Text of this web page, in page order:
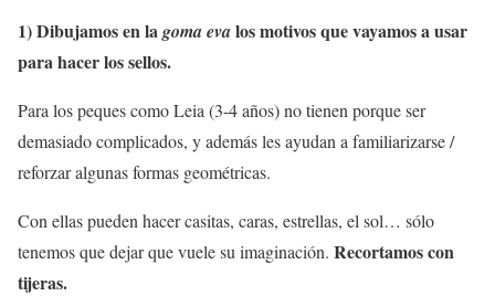
1) Dibujamos en lagoma evalos motivos que vayamos a usar
para hacer los sellos.
Para los peques como Leia (3-4 años) no tienen porque ser
demasiado complicados, y además les ayudan a familiarizarse /
reforzar algunas formas geométricas.
Con ellas pueden hacer casitas, caras, estrellas, el sol… sólo
tenemos que dejar que vuele su imaginación. Recortamos con
tijeras.